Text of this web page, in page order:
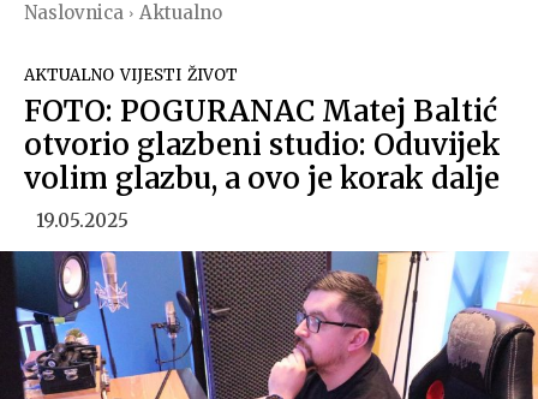
Naslovnica Aktualno
AKTUALNO VIJESTI ŽIVOT
FOTO: POGURANAC Matej Baltić
otvorio glazbeni studio: Oduvijek
volim glazbu, a ovo je korak dalje
19.05.2025